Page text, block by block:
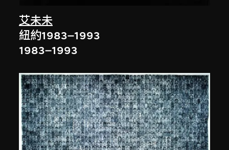
艾未未
紐約1983–1993
1983–1993